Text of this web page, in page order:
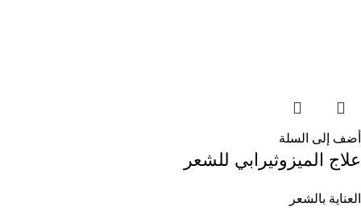
أضف إلى السلة
علاج الميزوثيرابي للشعر
العناية بالشعر